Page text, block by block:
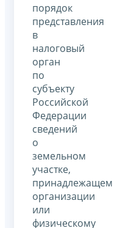
порядок
представления
в
налоговый
орган
по
субъекту
Российской
Федерации
сведений
о
земельном
участке,
принадлежащем
организации
или
физическому